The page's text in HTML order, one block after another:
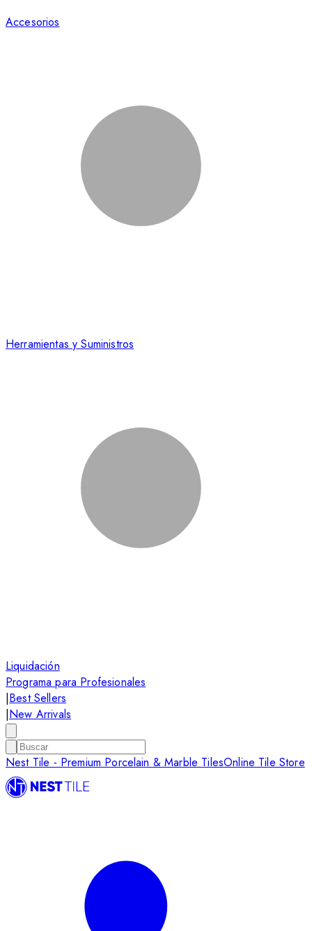
Accesorios
Herramientas y Suministros
Liquidación
Programa para Profesionales
|Best Sellers
|New Arrivals
Nest Tile - Premium Porcelain & Marble TilesOnline Tile Store